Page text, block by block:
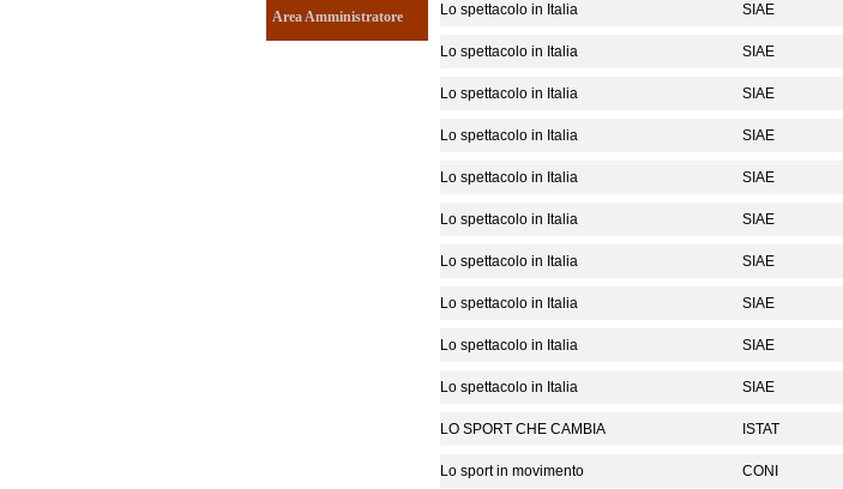
Area Amministratore Lo spettacolo in Italia SIAE
Lo spettacolo in Italia SIAE
Lo spettacolo in Italia SIAE
Lo spettacolo in Italia SIAE
Lo spettacolo in Italia SIAE
Lo spettacolo in Italia SIAE
Lo spettacolo in Italia SIAE
Lo spettacolo in Italia SIAE
Lo spettacolo in Italia SIAE
Lo spettacolo in Italia SIAE
LO SPORT CHE CAMBIA ISTAT
Lo sport in movimento CONI